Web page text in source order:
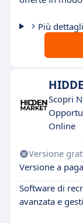
Più dettagli
Scopri
Online
Versione
Versione a
Software di
avanzata e